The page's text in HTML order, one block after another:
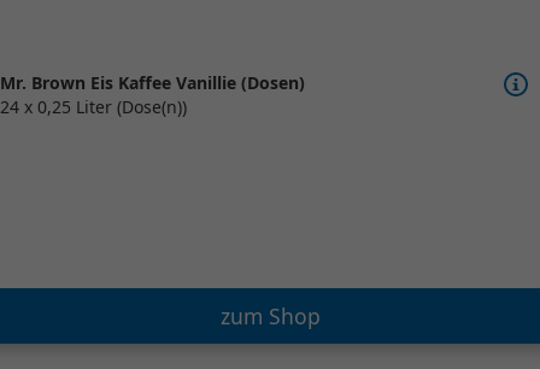
Mr. Brown Eis Kaffee Vanillie (Dosen)
24 x 0,25 Liter (Dose(n))
zum Shop